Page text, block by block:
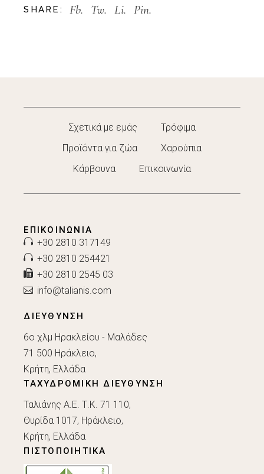
SHARE: Fb. Tw. Li. Pin.
Σχετικά με εμάς
Τρόφιμα
Προϊόντα για ζώα
Χαρούπια
Κάρβουνα
Επικοινωνία
ΕΠΙΚΟΙΝΩΝΊΑ
+30 2810 317149
+30 2810 254421
+30 2810 2545 03
info@talianis.com
ΔΙΕΥΘΥΝΣΗ
6ο χλμ Ηρακλείου - Μαλάδες
71 500 Ηράκλειο,
Κρήτη, Ελλάδα
ΤΑΧΥΔΡΟΜΙΚΗ ΔΙΕΥΘΥΝΣΗ
Ταλιάνης Α.Ε. Τ.Κ. 71 110,
Θυρίδα 1017, Ηράκλειο,
Κρήτη, Ελλάδα
ΠΙΣΤΟΠΟΙΗΤΙΚΑ